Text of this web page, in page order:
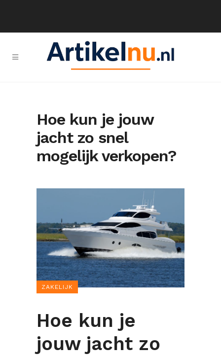
Hoe kun je jouw
jacht zo snel
mogelijk verkopen?
ZAKELIJK
Hoe kun je
jouw jacht zo